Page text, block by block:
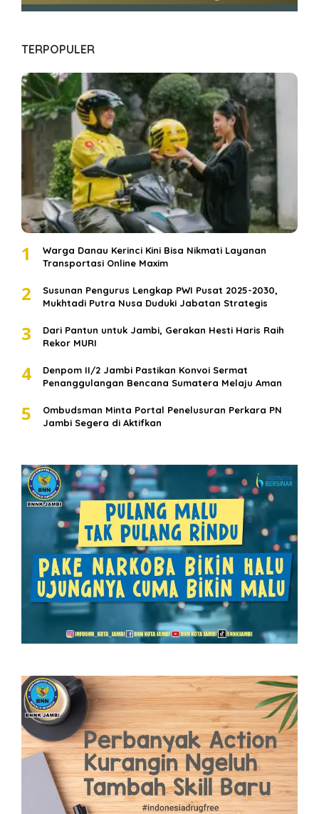
TERPOPULER
1
Warga Danau Kerinci Kini Bisa Nikmati Layanan
Transportasi Online Maxim
2
Susunan Pengurus Lengkap PWI Pusat 2025-2030,
Mukhtadi Putra Nusa Duduki Jabatan Strategis
3
Dari Pantun untuk Jambi, Gerakan Hesti Haris Raih
Rekor MURI
4
Denpom II/2 Jambi Pastikan Konvoi Sermat
Penanggulangan Bencana Sumatera Melaju Aman
5
Ombudsman Minta Portal Penelusuran Perkara PN
Jambi Segera di Aktifkan